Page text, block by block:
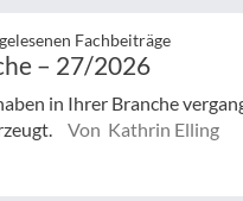
Fachbeiträge
– 27/2026
in Ihrer Branche
Von Kathrin Elling